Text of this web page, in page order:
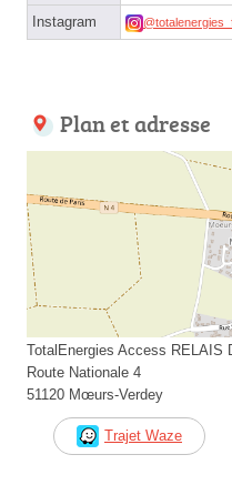
Instagram
Plan et adresse
TotalEnergies Access RELAIS
Route Nationale 4
51120 Mœurs-Verdey
Trajet Waze